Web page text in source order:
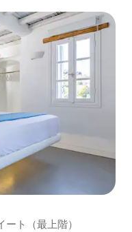
ト（最上階）